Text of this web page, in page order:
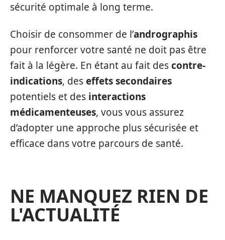
sécurité optimale à long terme.
Choisir de consommer de l’andrographis
pour renforcer votre santé ne doit pas être
fait à la légère. En étant au fait descontre-
indications, deseffets secondaires
potentiels et des interactions
médicamenteuses, vous vous assurez
d’adopter une approche plus sécurisée et
efficace dans votre parcours de santé.
NE MANQUEZ RIEN DE
L'ACTUALITÉ